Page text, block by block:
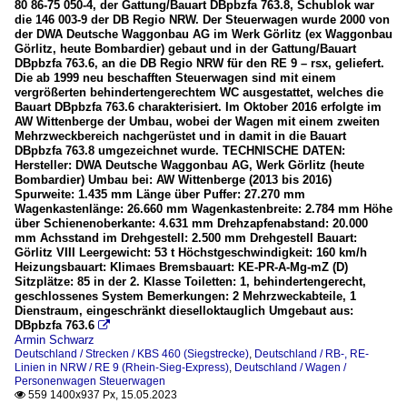
80 86-75 050-4, der Gattung/Bauart DBpbzfa 763.8, Schublok war
die 146 003-9 der DB Regio NRW. Der Steuerwagen wurde 2000 von
der DWA Deutsche Waggonbau AG im Werk Görlitz (ex Waggonbau
Görlitz, heute Bombardier) gebaut und in der Gattung/Bauart
DBpbzfa 763.6, an die DB Regio NRW für den RE 9 – rsx, geliefert.
Die ab 1999 neu beschafften Steuerwagen sind mit einem
vergrößerten behindertengerechtem WC ausgestattet, welches die
Bauart DBpbzfa 763.6 charakterisiert. Im Oktober 2016 erfolgte im
AW Wittenberge der Umbau, wobei der Wagen mit einem zweiten
Mehrzweckbereich nachgerüstet und in damit in die Bauart
DBpbzfa 763.8 umgezeichnet wurde. TECHNISCHE DATEN:
Hersteller: DWA Deutsche Waggonbau AG, Werk Görlitz (heute
Bombardier) Umbau bei: AW Wittenberge (2013 bis 2016)
Spurweite: 1.435 mm Länge über Puffer: 27.270 mm
Wagenkastenlänge: 26.660 mm Wagenkastenbreite: 2.784 mm Höhe
über Schienenoberkante: 4.631 mm Drehzapfenabstand: 20.000
mm Achsstand im Drehgestell: 2.500 mm Drehgestell Bauart:
Görlitz VIII Leergewicht: 53 t Höchstgeschwindigkeit: 160 km/h
Heizungsbauart: Klimaes Bremsbauart: KE-PR-A-Mg-mZ (D)
Sitzplätze: 85 in der 2. Klasse Toiletten: 1, behindertengerecht,
geschlossenes System Bemerkungen: 2 Mehrzweckabteile, 1
Dienstraum, eingeschränkt dieselloktauglich Umgebaut aus:
DBpbzfa 763.6 
Armin Schwarz
Deutschland / Strecken / KBS 460 (Siegstrecke), Deutschland / RB-, RE-
Linien in NRW / RE 9 (Rhein-Sieg-Express), Deutschland / Wagen /
Personenwagen Steuerwagen
 559 1400x937 Px, 15.05.2023